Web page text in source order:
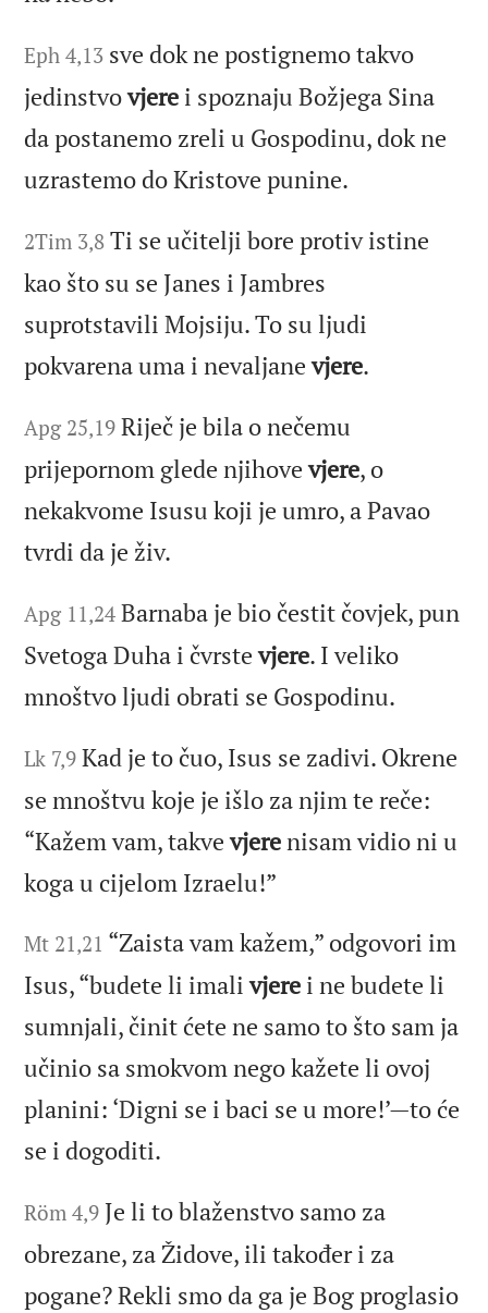
Eph 4,13 sve dok ne postignemo takvo
jedinstvovjere i spoznaju Božjega Sina
da postanemo zreli u Gospodinu, dok ne
uzrastemo do Kristove punine.
2Tim 3,8 Ti se učitelji bore protiv istine
kao što su se Janes i Jambres
suprotstavili Mojsiju. To su ljudi
pokvarena uma i nevaljanevjere.
Apg 25,19 Riječ je bila o nečemu
prijepornom glede njihovevjere, o
nekakvome Isusu koji je umro, a Pavao
tvrdi da je živ.
Apg 11,24 Barnaba je bio čestit čovjek, pun
Svetoga Duha i čvrstevjere. I veliko
mnoštvo ljudi obrati se Gospodinu.
Lk 7,9 Kad je to čuo, Isus se zadivi. Okrene
se mnoštvu koje je išlo za njim te reče:
“Kažem vam, takvevjerenisam vidio ni u
koga u cijelom Izraelu!”
Mt 21,21 “Zaista vam kažem,” odgovori im
Isus, “budete li imalivjere i ne budete li
sumnjali, činit ćete ne samo to što sam ja
učinio sa smokvom nego kažete li ovoj
planini: ‘Digni se i baci se u more!’—to će
se i dogoditi.
Röm 4,9 Je li to blaženstvo samo za
obrezane, za Židove, ili također i za
pogane? Rekli smo da ga je Bog proglasio